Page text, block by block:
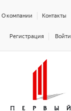
О компании Контакты
Регистрация Войти